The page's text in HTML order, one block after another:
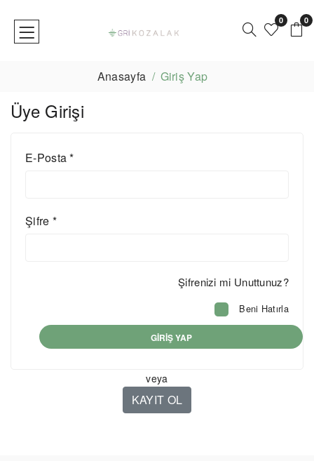
0 0
Anasayfa Giriş Yap
Üye Girişi
E-Posta*
Şifre *
Şifrenizi mi Unuttunuz?
Beni Hatırla
GİRİŞ YAP
veya
KAYIT OL